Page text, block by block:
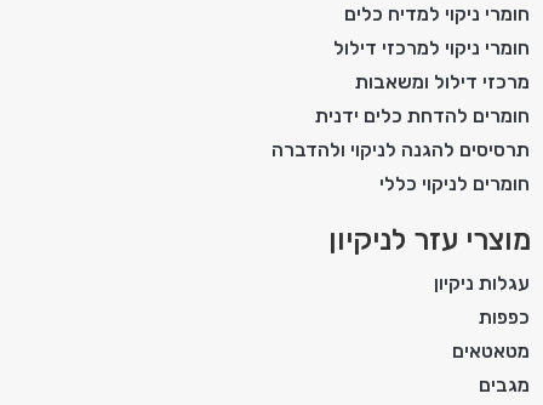
חומרי ניקוי למדיח כלים
חומרי ניקוי למרכזי דילול
מרכזי דילול ומשאבות
חומרים להדחת כלים ידנית
תרסיסים להגנה לניקוי ולהדברה
חומרים לניקוי כללי
מוצרי עזר לניקיון
עגלות ניקיון
כפפות
מטאטאים
מגבים